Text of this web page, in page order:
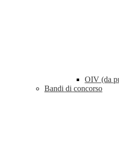
OIV (da
Bandi di concorso